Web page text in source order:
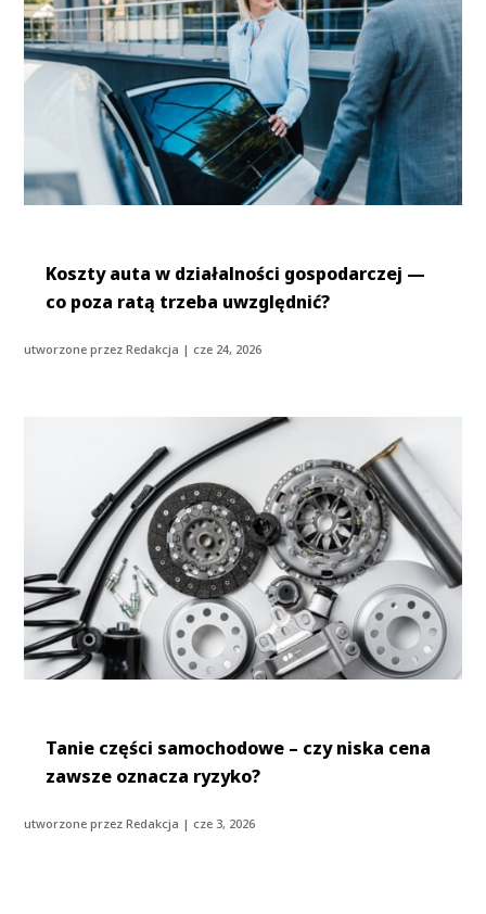
Koszty auta w działalności gospodarczej —
co poza ratą trzeba uwzględnić?
utworzone przezRedakcja | cze 24, 2026
Tanie części samochodowe – czy niska cena
zawsze oznacza ryzyko?
utworzone przezRedakcja | cze 3, 2026